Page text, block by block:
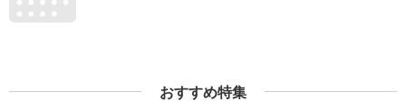
おすすめ特集